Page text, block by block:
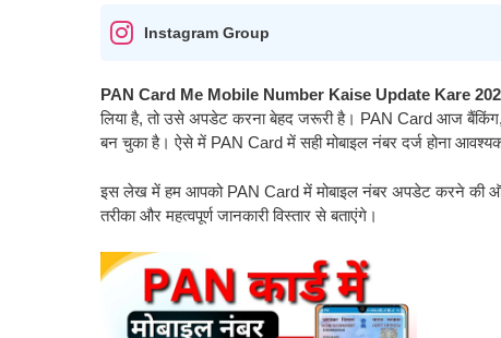
Instagram Group
PAN Card Me Mobile Number Kaise Update Kare
लिया है, तो उसे अपडेट करना बेहद जरूरी है। PAN Card आज बैंकिंग,
बन चुका है। ऐसे में PAN Card में सही मोबाइल नंबर दर्ज होना
इस लेख में हम आपको PAN Card में मोबाइल नंबर अपडेट करने की
तरीका और महत्वपूर्ण जानकारी विस्तार से बताएंगे।